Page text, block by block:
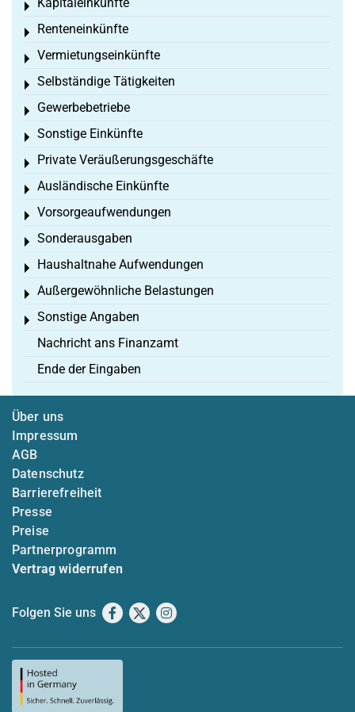
Toggle menu
Renteneinkünfte
Toggle menu
Vermietungseinkünfte
Toggle menu
Selbständige Tätigkeiten
Toggle menu
Gewerbebetriebe
Toggle menu
Sonstige Einkünfte
Toggle menu
Private Veräußerungsgeschäfte
Toggle menu
Ausländische Einkünfte
Toggle menu
Vorsorgeaufwendungen
Toggle menu
Sonderausgaben
Toggle menu
Haushaltnahe Aufwendungen
Toggle menu
Außergewöhnliche Belastungen
Toggle menu
Sonstige Angaben
Toggle menu
Nachricht ans Finanzamt
Ende der Eingaben
Über uns
Impressum
AGB
Datenschutz
Barrierefreiheit
Presse
Preise
Partnerprogramm
Vertrag widerrufen
Folgen Sie uns Facebook
X Instagram